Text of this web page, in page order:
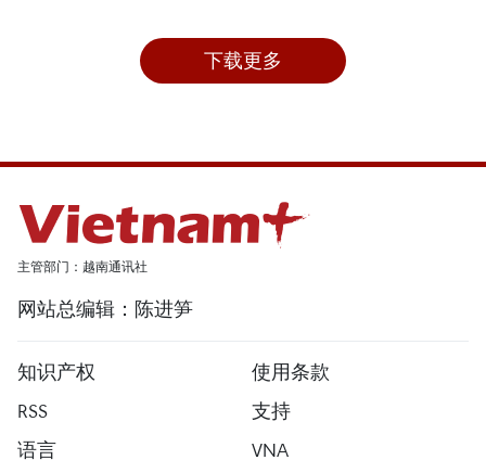
下载更多
主管部门：越南通讯社
网站总编辑：陈进笋
知识产权
使用条款
RSS
支持
语言
VNA